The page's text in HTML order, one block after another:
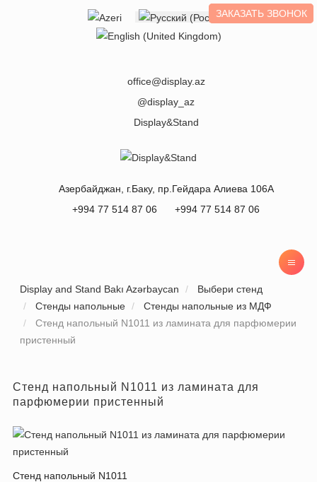
ЗАКАЗАТЬ ЗВОНОК
office@display.az
@display_az
Display&Stand
Азербайджан , г.Баку, пр.Гейдара Алиева 106А
+994 77 514 87 06
+994 77 514 87 06
Display and Stand Bakı Azərbaycan
Выбери стенд
Стенды напольные
Стенды напольные из МДФ
Стенд напольный N1011 из ламината для парфюмерии
пристенный
Стенд напольный N1011 из ламината для
парфюмерии пристенный
Стенд напольный N1011